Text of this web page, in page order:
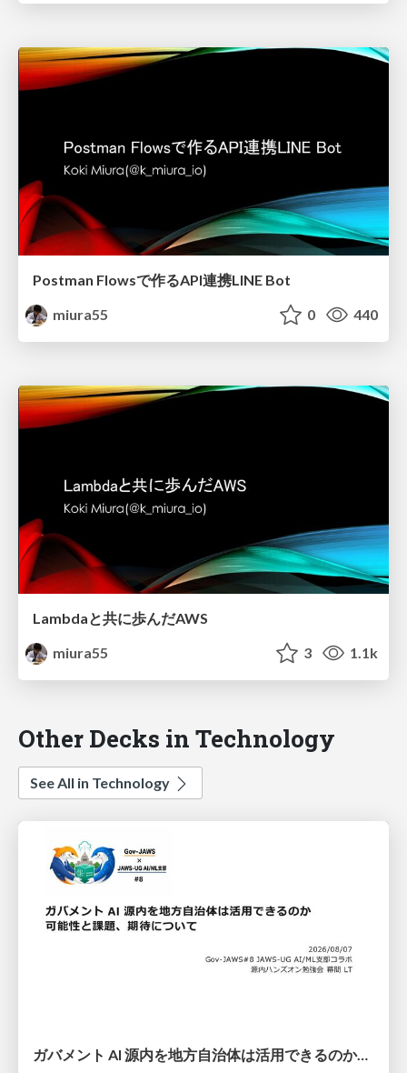
Postman Flowsで作るAPI連携LINE Bot
miura55
0 440
Lambdaと共に歩んだAWS
miura55
3 1.1k
Other Decks in Technology
See All in Technology
ガバメント AI 源内を地方自治体は活用できるのか 可能性と課題、期待について